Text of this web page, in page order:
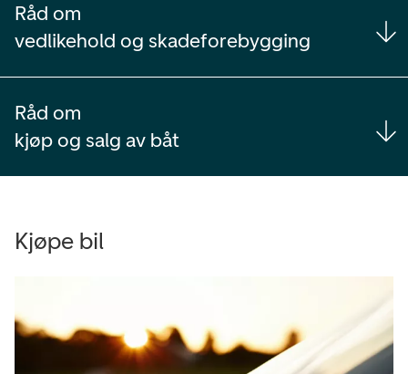
Råd om
vedlikehold og skadeforebygging
Råd om
kjøp og salg av båt
Kjøpe bil